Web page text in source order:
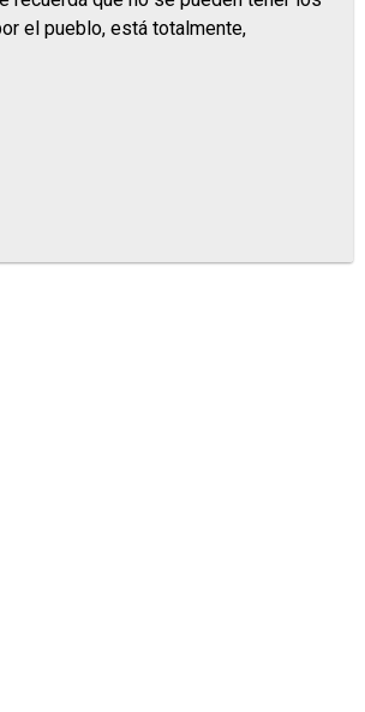
el pueblo, está totalmente,